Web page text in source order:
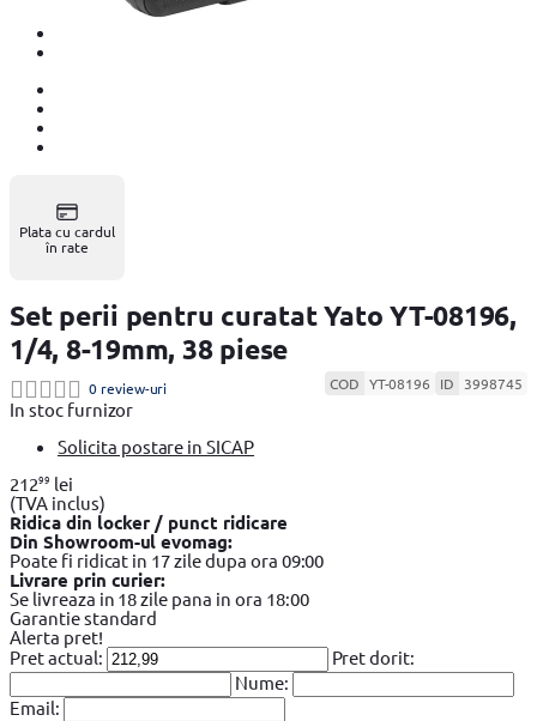
Plata cu cardul
în rate
Set perii pentru curatat Yato YT-08196,
1/4, 8-19mm, 38 piese
0 review-uri COD YT-08196 ID 3998745
In stoc furnizor
Solicita postare in SICAP
21299 lei
(TVA inclus)
Ridica din locker / punct ridicare
Din Showroom-ul evomag:
Poate fi ridicat in 17 zile dupa ora 09:00
Livrare prin curier:
Se livreaza in 18 zile pana in ora 18:00
Garantie standard
Alerta pret!
Pret actual:
Pret dorit:
Nume:
Email: